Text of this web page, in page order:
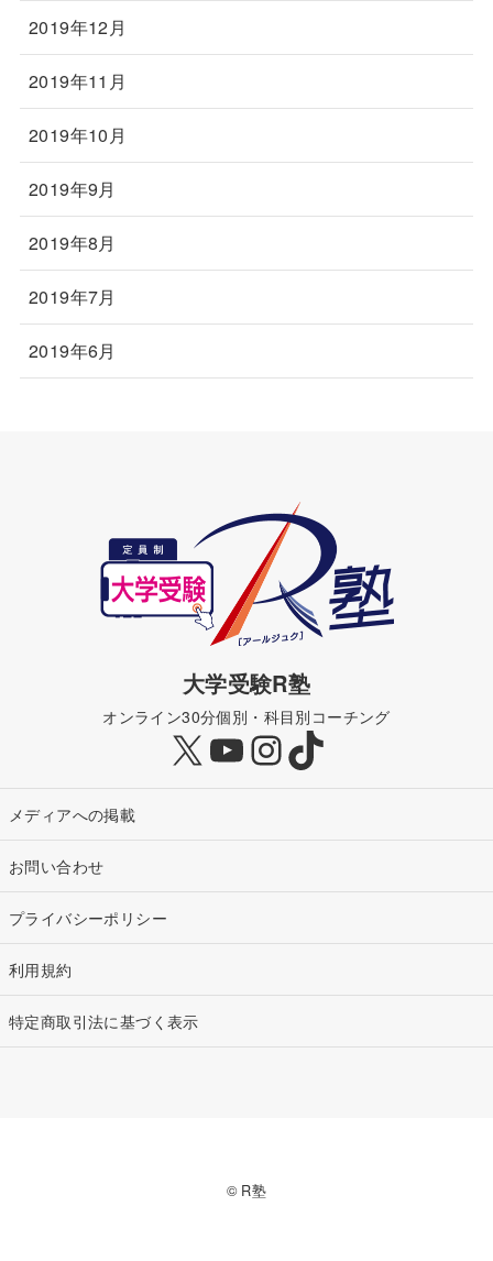
2019年12月
2019年11月
2019年10月
2019年9月
2019年8月
2019年7月
2019年6月
大学受験R塾
オンライン30分個別・科目別コーチング
X YouTube
Instagram
TikTok
メディアへの掲載
お問い合わせ
プライバシーポリシー
利用規約
特定商取引法に基づく表示
© R塾